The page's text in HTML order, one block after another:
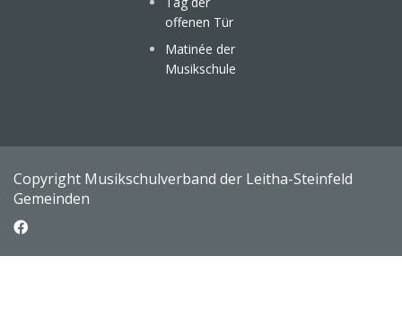
offenen Tür
Matinée der
Musikschule
Copyright Musikschulverband der Leitha-Steinfeld
Gemeinden